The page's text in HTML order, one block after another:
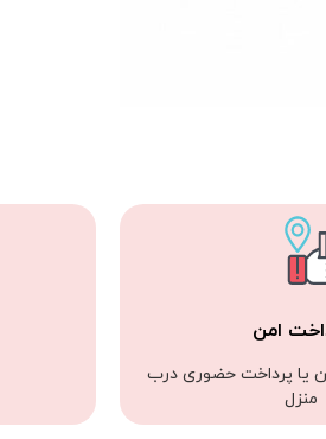
امن
یا پرداخت حضوری درب
منزل